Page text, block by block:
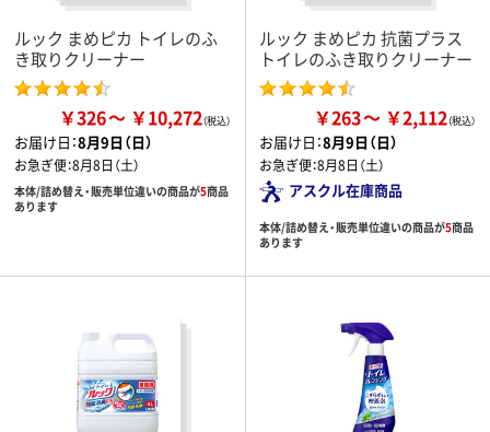
ルック まめピカ トイレのふ
き取りクリーナー
￥326 ￥10,272
お届け日：8月9日（日）
お急ぎ便：8月8日（土）
本体/詰め替え・販売単位違いの商品が5商品
あります
ルック まめピカ 抗菌プラス
トイレのふき取りクリーナー
￥263 ￥2,112
お届け日：8月9日（日）
お急ぎ便：8月8日（土）
アスクル在庫商品
本体/詰め替え・販売単位違いの商品が5商品
あります